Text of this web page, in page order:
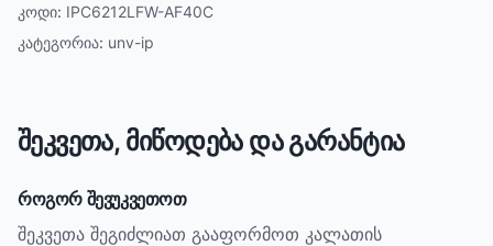
კოდი: IPC6212LFW-AF40C
კატეგორია: unv-ip
შეკვეთა, მიწოდება და გარანტია
როგორ შევუკვეთოთ
შეკვეთა შეგიძლიათ გააფორმოთ კალათის